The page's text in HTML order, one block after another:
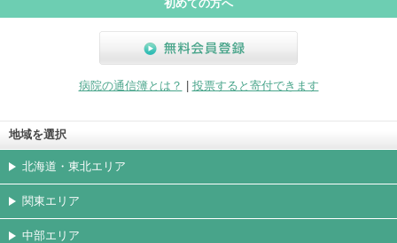
初めての方へ
病院の通信簿とは？
投票すると寄付できます
地域を選択
北海道・東北エリア
関東エリア
中部エリア